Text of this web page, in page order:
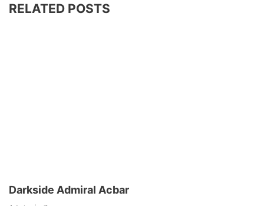
RELATED POSTS
Darkside Admiral Acbar